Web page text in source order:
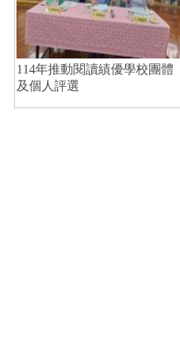
114年推動閱讀績優學校團體
及個人評選